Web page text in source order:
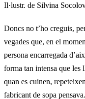
Il·lustr. de Silvina
Doncs no t’ho creguis,
vegades que, en el
persona encarregada
forma tan intensa que les
quan es cuinen,
fabricant de sopa